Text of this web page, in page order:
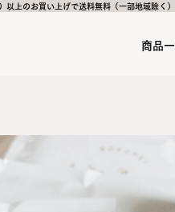
以上のお買い上げで送料無料（一部地域除く）
商品